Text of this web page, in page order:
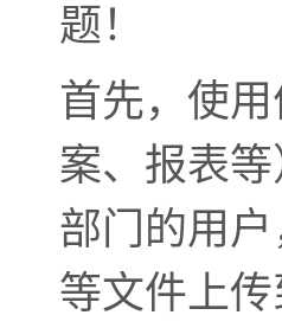
题！
首先，使
案、报表
部门的用
等文件上